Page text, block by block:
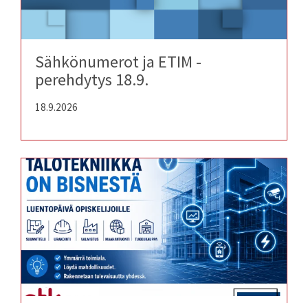
Sähkönumerot ja ETIM -
perehdytys 18.9.
18.9.2026